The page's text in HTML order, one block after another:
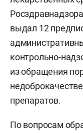
выдал 12
контрольно-
из обращения
препаратов.
По вопросам